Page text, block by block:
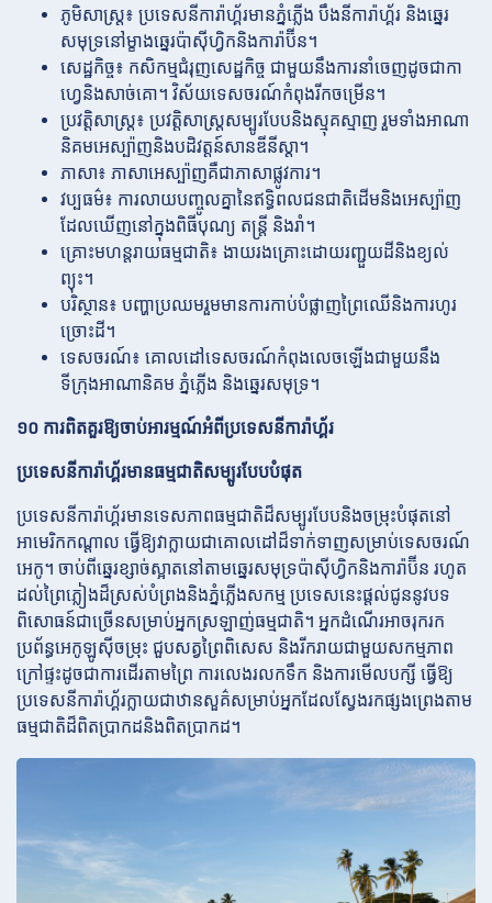
ភូមិសាស្ត្រ៖ ប្រទេសនីការ៉ាហ្គ័រមានភ្នំភ្លើង បឹងនីការ៉ាហ្គ័រ និងឆ្នេរ
សមុទ្រនៅម្ខាងឆ្នេរប៉ាស៊ីហ្វិកនិងការ៉ាប៊ីន។
សេដ្ឋកិច្ច៖ កសិកម្មជំរុញសេដ្ឋកិច្ច ជាមួយនឹងការនាំចេញដូចជាកា
ហ្វេនិងសាច់គោ។ វិស័យទេសចរណ៍កំពុងរីកចម្រើន។
ប្រវត្តិសាស្ត្រ៖ ប្រវត្តិសាស្ត្រសម្បូរបែបនិងស្មុគស្មាញ រួមទាំងអាណា
និគមអេស្ប៉ាញនិងបដិវត្តន៍សានឌីនីស្តា។
ភាសា៖ ភាសាអេស្ប៉ាញគឺជាភាសាផ្លូវការ។
វប្បធម៌៖ ការលាយបញ្ចូលគ្នានៃឥទ្ធិពលជនជាតិដើមនិងអេស្ប៉ាញ
ដែលឃើញនៅក្នុងពិធីបុណ្យ តន្ត្រី និងរាំ។
គ្រោះមហន្តរាយធម្មជាតិ៖ ងាយរងគ្រោះដោយរញ្ជួយដីនិងខ្យល់
ព្យុះ។
បរិស្ថាន៖ បញ្ហាប្រឈមរួមមានការកាប់បំផ្លាញព្រៃឈើនិងការហូរ
ច្រោះដី។
ទេសចរណ៍៖ គោលដៅទេសចរណ៍កំពុងលេចឡើងជាមួយនឹង
ទីក្រុងអាណានិគម ភ្នំភ្លើង និងឆ្នេរសមុទ្រ។
១០ ការពិតគួរឱ្យចាប់អារម្មណ៍អំពីប្រទេសនីការ៉ាហ្គ័រ
ប្រទេសនីការ៉ាហ្គ័រមានធម្មជាតិសម្បូរបែបបំផុត
ប្រទេសនីការ៉ាហ្គ័រមានទេសភាពធម្មជាតិដ៏សម្បូរបែបនិងចម្រុះបំផុតនៅ
អាមេរិកកណ្តាល ធ្វើឱ្យវាក្លាយជាគោលដៅដ៏ទាក់ទាញសម្រាប់ទេសចរណ៍
អេកូ។ ចាប់ពីឆ្នេរខ្សាច់ស្អាតនៅតាមឆ្នេរសមុទ្រប៉ាស៊ីហ្វិកនិងការ៉ាប៊ីន រហូត
ដល់ព្រៃភ្លៀងដ៏ស្រស់បំព្រងនិងភ្នំភ្លើងសកម្ម ប្រទេសនេះផ្តល់ជូននូវបទ
ពិសោធន៍ជាច្រើនសម្រាប់អ្នកស្រឡាញ់ធម្មជាតិ។ អ្នកដំណើរអាចរុករក
ប្រព័ន្ធអេកូឡូស៊ីចម្រុះ ជួបសត្វព្រៃពិសេស និងរីករាយជាមួយសកម្មភាព
ក្រៅផ្ទះដូចជាការដើរតាមព្រៃ ការលេងរលកទឹក និងការមើលបក្សី ធ្វើឱ្យ
ប្រទេសនីការ៉ាហ្គ័រក្លាយជាឋានសួគ៌សម្រាប់អ្នកដែលស្វែងរកផ្សងព្រេងតាម
ធម្មជាតិដ៏ពិតប្រាកដនិងពិតប្រាកដ។